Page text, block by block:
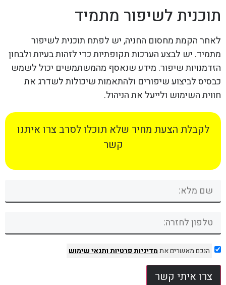
תוכנית לשיפור מתמיד
לאחר הקמת מחסום החניה, יש לפתח תוכנית לשיפור
מתמיד. יש לבצע הערכות תקופתיות כדי לזהות בעיות ולבחון
הזדמנויות שיפור. מידע שנאסף מהמשתמשים יכול לשמש
כבסיס לביצוע שיפורים ולהתאמות שיכולות לשדרג את
חווית השימוש ולייעל את הניהול.
לקבלת הצעת מחיר שלא תוכלו לסרב צרו איתנו
קשר
הנכם מאשרים אתמדיניות פרטיותותנאי שימוש
צרו איתי קשר